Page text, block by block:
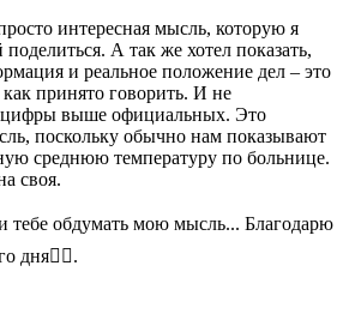
интересная мысль, которую я
А так же хотел показать,
и реальное положение дел – это
принято говорить. И не
цифры выше официальных. Это
поскольку обычно нам показывают
среднюю температуру по больнице.
своя.
тебе обдумать мою мысль... Благодарю
дня👍🏻.